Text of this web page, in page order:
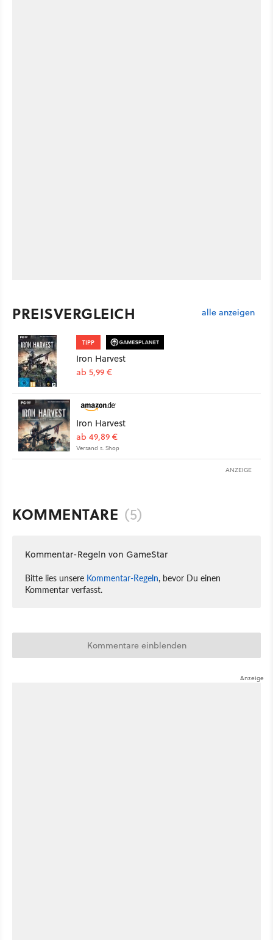
PREISVERGLEICH alle anzeigen
TIPP
Iron Harvest
ab 5,99 €
Iron Harvest
ab 49,89 €
Versand s. Shop
ANZEIGE
KOMMENTARE (5)
Kommentar-Regeln von GameStar
Bitte lies unsere Kommentar-Regeln, bevor Du einen
Kommentar verfasst.
Kommentare einblenden